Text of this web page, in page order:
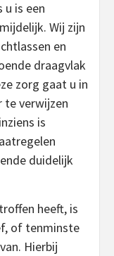
u is een
Wij zijn
en
draagvlak
zorg gaat u in
te verwijzen
is
duidelijk
heeft, is
of tenminste
Hierbij